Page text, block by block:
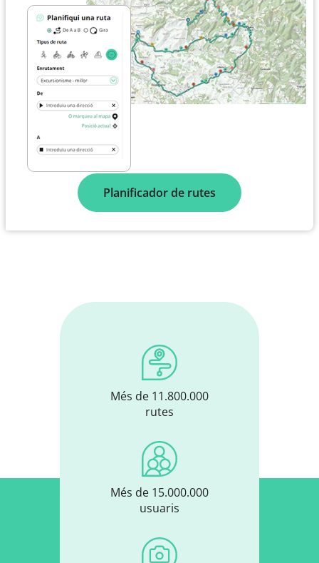
Planificador de rutes
Més de 11.800.000
rutes
Més de 15.000.000
usuaris